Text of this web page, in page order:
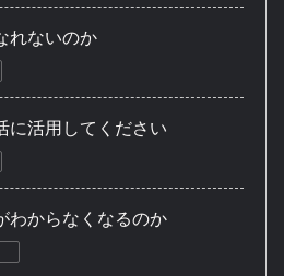
れないのか
に活用してください
わからなくなるのか